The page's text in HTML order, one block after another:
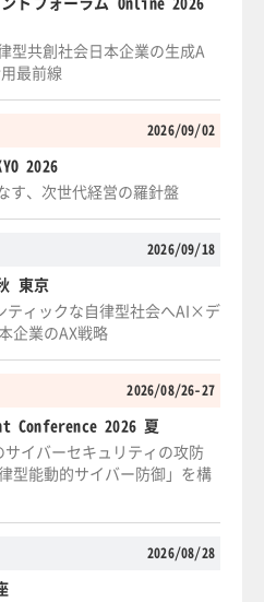
型共創社会日本企業の生成A
最前線
2026/09/02
2026
す、次世代経営の羅針盤
2026/09/18
東京
ティックな自律型社会へAI×デ
企業のAX戦略
2026/08/26-27
Conference 2026 夏
サイバーセキュリティの攻防
型能動的サイバー防御」を構
2026/08/28